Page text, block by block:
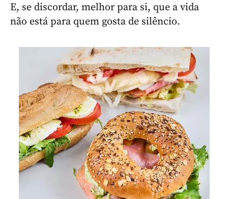
E, se discordar, melhor para si, que a vida
não está para quem gosta de silêncio.